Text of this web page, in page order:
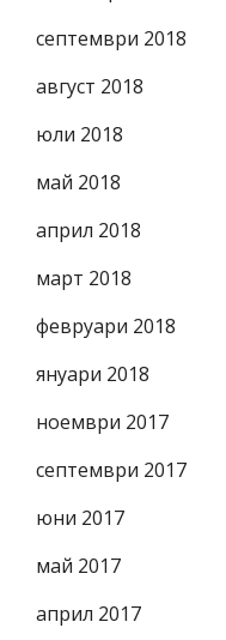
септември 2018
август 2018
юли 2018
май 2018
април 2018
март 2018
февруари 2018
януари 2018
ноември 2017
септември 2017
юни 2017
май 2017
април 2017